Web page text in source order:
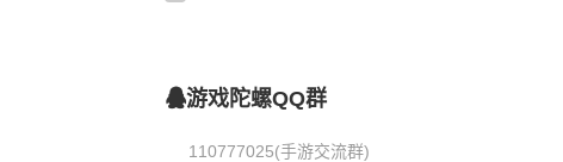
游戏陀螺QQ群
110777025(手游交流群)